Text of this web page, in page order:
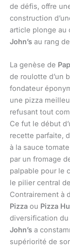
de défis, offre
construction
article plonge au
John’s au rang
La genèse de
de roulotte d’un
fondateur
une pizza
refusant tout
Ce fut le début
recette parfaite,
à la sauce
par un fromage
palpable pour le
le pilier central
Contrairement à
Pizza ou Pizza
diversification
John’s a
supériorité de